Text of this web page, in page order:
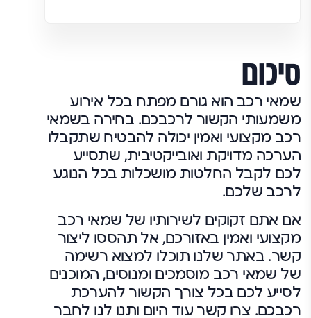
סיכום
שמאי רכב הוא גורם מפתח בכל אירוע
משמעותי הקשור לרכבכם. בחירה בשמאי
רכב מקצועי ואמין יכולה להבטיח שתקבלו
הערכה מדויקת ואובייקטיבית, שתסייע
לכם לקבל החלטות מושכלות בכל הנוגע
לרכב שלכם.
אם אתם זקוקים לשירותיו של שמאי רכב
מקצועי ואמין באזורכם, אל תהססו ליצור
קשר. באתר שלנו תוכלו למצוא רשימה
של שמאי רכב מוסמכים ומנוסים, המוכנים
לסייע לכם בכל צורך הקשור להערכת
רכבכם. צרו קשר עוד היום ותנו לנו לחבר